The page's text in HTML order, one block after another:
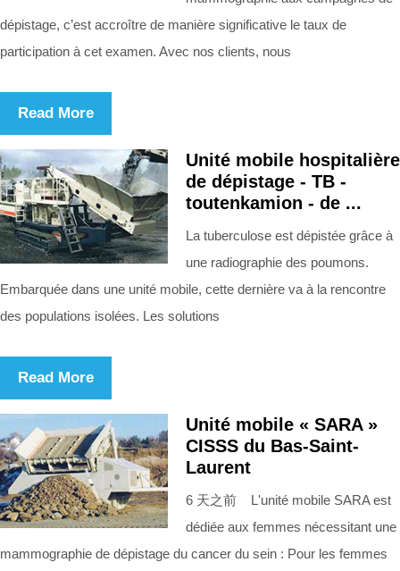
dépistage, c’est accroître de manière significative le taux de
participation à cet examen. Avec nos clients, nous
Read More
Unité mobile hospitalière
de dépistage - TB -
toutenkamion - de ...
La tuberculose est dépistée grâce à
une radiographie des poumons.
Embarquée dans une unité mobile, cette dernière va à la rencontre
des populations isolées. Les solutions
Read More
Unité mobile « SARA »
CISSS du Bas-Saint-
Laurent
6 天之前 L'unité mobile SARA est
dédiée aux femmes nécessitant une
mammographie de dépistage du cancer du sein : Pour les femmes